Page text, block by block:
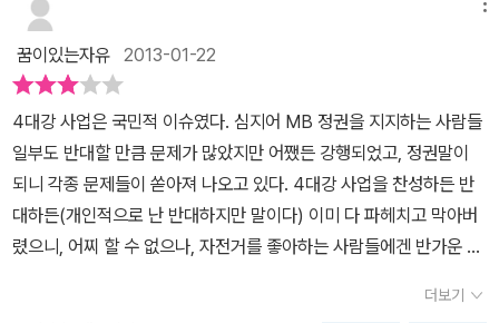
꿈이있는자유 2013-01-22
4대강 사업은 국민적 이슈였다. 심지어 MB 정권을 지지하는 사람들
일부도 반대할 만큼 문제가 많았지만 어쨌든 강행되었고, 정권말이
되니 각종 문제들이 쏟아져 나오고 있다. 4대강 사업을 찬성하든 반
대하든(개인적으로 난 반대하지만 말이다) 이미 다 파헤치고 막아버
렸으니, 어찌 할 수 없으나, 자전거를 좋아하는 사람들에겐 반가운 소
라. 그렇다. 누구나 한번쯤 꿈꾸어 봤음직한 자전거 국토 종주, 그것이
더보기